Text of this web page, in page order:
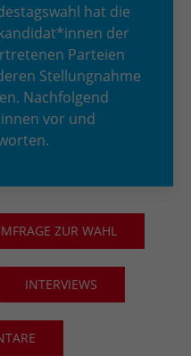
hat die
der
Parteien
Stellungnahme
Nachfolgend
vor und
ZUR WAHL
INTERVIEWS